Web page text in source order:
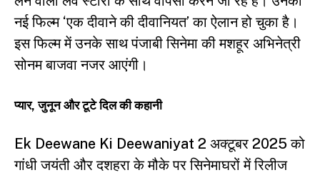
नई फिल्म ‘एक दीवाने की दीवानियत’ का ऐलान हो चुका है।
इस फिल्म में उनके साथ पंजाबी सिनेमा की मशहूर अभिनेत्री
सोनम बाजवा नजर आएंगी।
प्यार, जुनून और टूटे दिल की कहानी
Ek Deewane Ki Deewaniyat 2 अक्टूबर 2025 को
गांधी जयंती और दशहरा के मौके पर सिनेमाघरों में रिलीज